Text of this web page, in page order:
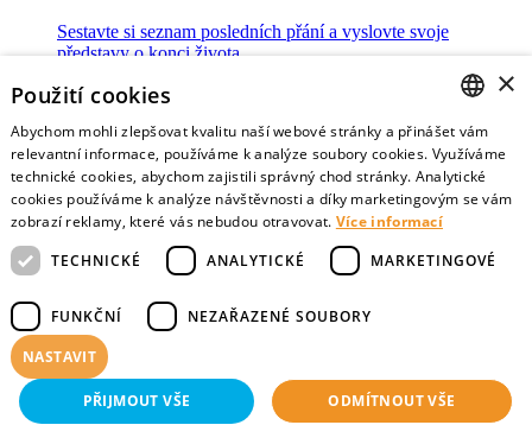
Sestavte si seznam posledních přání a vyslovte svoje
představy o konci života
Data o umírání
Nejnovější data o postojích veřejnosti a zdravotníků k umírání
Virtuální vzpomínky
Sdílejte vzpomínky na své blízké zemřelé
CZECH
ENGLISH
×
Použití cookies
Abychom mohli zlepšovat kvalitu naší webové stránky a přinášet vám
relevantní informace, používáme k analýze soubory cookies. Využíváme
technické cookies, abychom zajistili správný chod stránky. Analytické
cookies používáme k analýze návštěvnosti a díky marketingovým se vám
zobrazí reklamy, které vás nebudou otravovat. Více informací
TECHNICKÉ
ANALYTICKÉ MARKETINGOVÉ
FUNKČNÍ NEZAŘAZENÉ SOUBORY
NASTAVIT
PŘIJMOUT VŠE ODMÍTNOUT VŠE